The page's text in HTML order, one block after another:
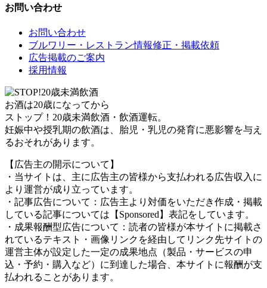
お問い合わせ
お問い合わせ
ブルワリー・レストラン情報修正・掲載依頼
広告掲載のご案内
採用情報
お酒は20歳になってから
ストップ！20歳未満飲酒・飲酒運転。
妊娠中や授乳期の飲酒は、胎児・乳児の発育に悪影響を与え
るおそれがあります。
【広告主の開示について】
・当サイトは、主に広告主の皆様から支払われる広告収入に
より運営が成り立っています。
・記事広告について：広告主より対価をいただき作成・掲載
している記事については【Sponsored】表記をしています。
・成果報酬型広告について：読者の皆様が本サイトに掲載さ
れているテキスト・画像リンクを経由してリンク先サイトの
運営主体が設定した一定の成果地点（製品・サービスの申
込・予約・購入など）に到達した場合、本サイトに報酬が支
払われることがあります。